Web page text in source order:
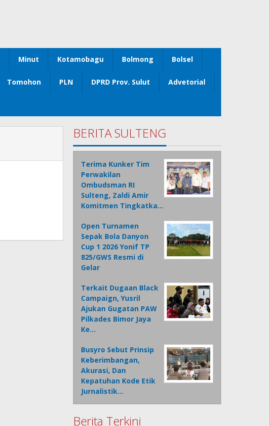
Minut Kotamobagu Bolmong Bolsel
Tomohon PLN DPRD Prov. Sulut Advetorial
BERITA SULTENG
Terima Kunker Tim
Perwakilan
Ombudsman RI
Sulteng, Zaldi Amir
Komitmen Tingkatka…
Open Turnamen
Sepak Bola Danyon
Cup 1 2026 Yonif TP
825/GWS Resmi di
Gelar
Terkait Dugaan Black
Campaign, Yusril
Ajukan Gugatan PAW
Pilkades Bimor Jaya
Ke…
Busyro Sebut Prinsip
Keberimbangan,
Akurasi, Dan
Kepatuhan Kode Etik
Jurnalistik…
Berita Terkini